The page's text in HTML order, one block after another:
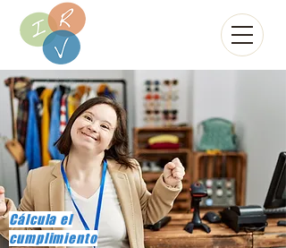
​Cálcula el
cumplimiento